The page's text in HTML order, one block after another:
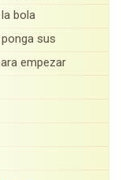
bola
sus
empezar